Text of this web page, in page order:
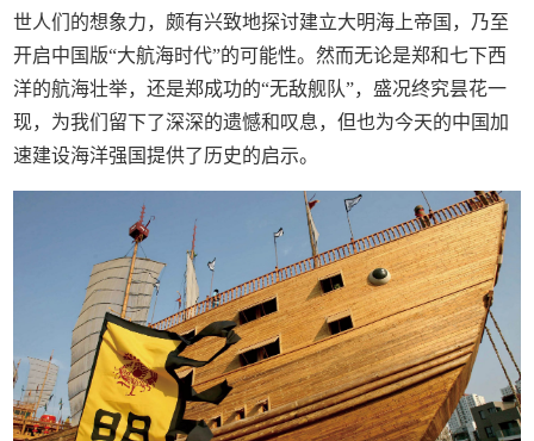
世人们的想象力，颇有兴致地探讨建立大明海上帝国，乃至
开启中国版“大航海时代”的可能性。然而无论是郑和七下西
洋的航海壮举，还是郑成功的“无敌舰队”，盛况终究昙花一
现，为我们留下了深深的遗憾和叹息，但也为今天的中国加
速建设海洋强国提供了历史的启示。